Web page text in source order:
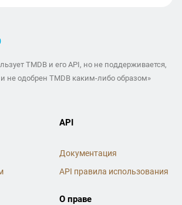
TMDB и его API, но не поддерживается,
не одобрен TMDB каким-либо образом»
API
Документация
API правила использования
О праве